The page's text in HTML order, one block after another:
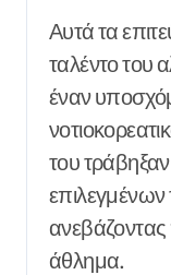
Αυτά τα
ταλέντο του
έναν
του
επιλεγμένων
ανεβάζοντας
άθλημα.